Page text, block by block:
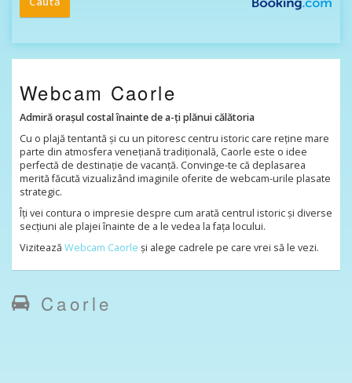
Webcam Caorle
Admiră orașul costal înainte de a-ți plănui călătoria
Cu o plajă tentantă și cu un pitoresc centru istoric care reține mare
parte din atmosfera venețiană tradițională, Caorle este o idee
perfectă de destinație de vacanță. Convinge-te că deplasarea
merită făcută vizualizând imaginile oferite de webcam-urile plasate
strategic.
Îți vei contura o impresie despre cum arată centrul istoric și diverse
secțiuni ale plajei înainte de a le vedea la fața locului.
Vizitează Webcam Caorle și alege cadrele pe care vrei să le vezi.
Caorle